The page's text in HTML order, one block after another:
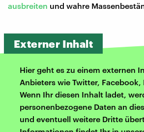
ausbreiten und wahre
Externer Inhalt
Hier geht es zu einem externen
Anbieters wie Twitter, Facebook,
Wenn Ihr diesen Inhalt ladet,
personenbezogene Daten an
und eventuell weitere Dritte